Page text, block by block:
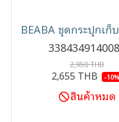
2,950 THB
2,655 THB -10%
สินค้าหมด